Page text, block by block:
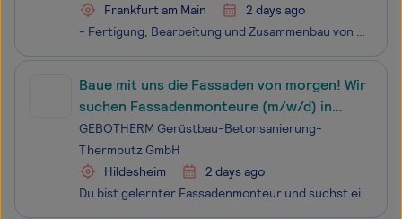
Frankfurt am Main
2 days ago
- Fertigung, Bearbeitung und Zusammenbau von metallischen Konstruktionselementen und Baugruppen im industriellen Umfeld - Durchführung von mechanischen Bearbeitungsverfahren wie Bohren, Schneiden, Anpassen und Vorbereiten von Bauteilen nach technischen Vorgaben - Montage von funktionalen Metallkon
Baue mit uns die Fassaden von morgen! Wir
suchen Fassadenmonteure (m/w/d) in
Hildesheim und Umgebung
GEBOTHERM Gerüstbau-Betonsanierung-
Thermputz GmbH
Hildesheim
2 days ago
Du bist gelernter Fassadenmonteur und suchst einen Arbeitgeber, der deine Arbeit wertschätzt? Du möchtest abwechslungsreiche Projekte, moderne Arbeitsmittel und ein starkes Team? Dann bist du bei uns genau richtig! Wir bieten dir einen sicheren Arbeitsplatz, spannende Bauvorhaben und ein kollegiale